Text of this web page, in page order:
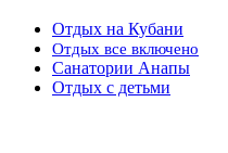
Отдых на Кубани
Отдых все включено
Санатории Анапы
Отдых с детьми